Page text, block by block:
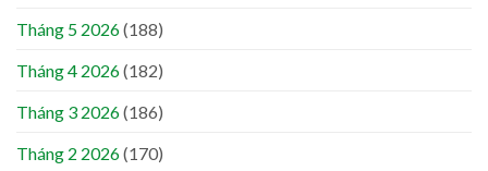
Tháng 5 2026(188)
Tháng 4 2026(182)
Tháng 3 2026(186)
Tháng 2 2026(170)